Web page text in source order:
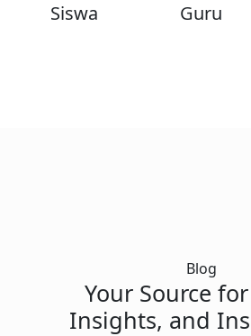
Siswa Guru
Blog
Your Source
Insights, and